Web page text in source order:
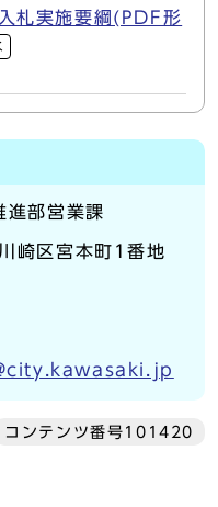
札実施要綱(PDF形
進部営業課
崎区宮本町1番地
コンテンツ番号101420